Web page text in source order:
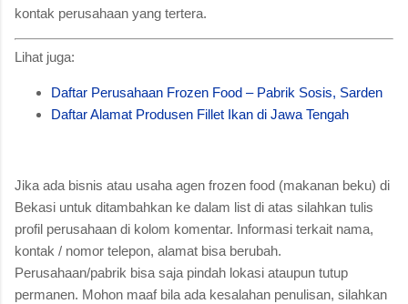
kontak perusahaan yang tertera.
Lihat juga:
Daftar Perusahaan Frozen Food – Pabrik Sosis, Sarden
Daftar Alamat Produsen Fillet Ikan di Jawa Tengah
Jika ada bisnis atau usaha agen frozen food (makanan beku) di
Bekasi untuk ditambahkan ke dalam list di atas silahkan tulis
profil perusahaan di kolom komentar. Informasi terkait nama,
kontak / nomor telepon, alamat bisa berubah.
Perusahaan/pabrik bisa saja pindah lokasi ataupun tutup
permanen. Mohon maaf bila ada kesalahan penulisan, silahkan